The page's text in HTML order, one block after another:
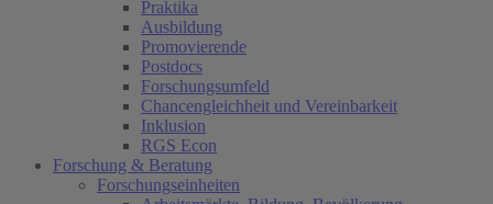
Praktika
Ausbildung
Promovierende
Postdocs
Forschungsumfeld
Chancengleichheit und Vereinbarkeit
Inklusion
RGS Econ
Forschung & Beratung
Forschungseinheiten